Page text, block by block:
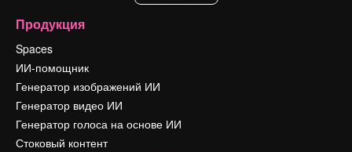
Продукция
Spaces
ИИ-помощник
Генератор изображений ИИ
Генератор видео ИИ
Генератор голоса на основе ИИ
Стоковый контент